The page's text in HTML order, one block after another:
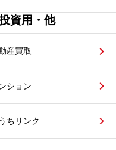
資用・他
産買取
ション
ちリンク